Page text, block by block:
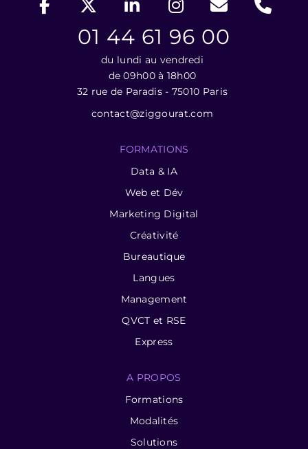
01 44 61 96 00
du lundi au vendredi
de 09h00 à 18h00
32 rue de Paradis - 75010 Paris
contact@ziggourat.com
FORMATIONS
Data & IA
Web et Dév
Marketing Digital
Créativité
Bureautique
Langues
Management
QVCT et RSE
Express
A PROPOS
Formations
Modalités
Solutions